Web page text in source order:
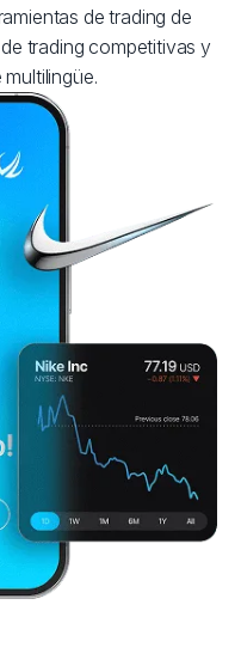
de trading de
trading competitivas y